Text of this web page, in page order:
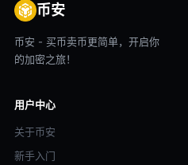
币安
币安 - 买币卖币更简单，开启你
的加密之旅！
用户中心
关于币安
新手入门